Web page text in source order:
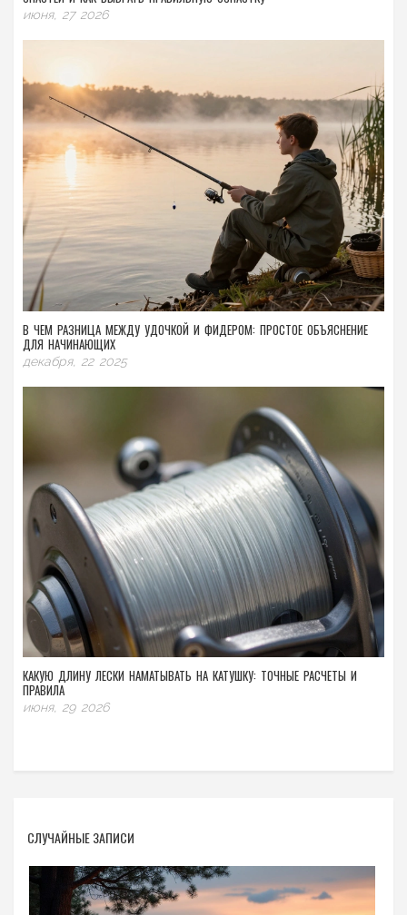
июня, 27 2026
В ЧЕМ РАЗНИЦА МЕЖДУ УДОЧКОЙ И ФИДЕРОМ: ПРОСТОЕ ОБЪЯСНЕНИЕ
ДЛЯ НАЧИНАЮЩИХ
декабря, 22 2025
КАКУЮ ДЛИНУ ЛЕСКИ НАМАТЫВАТЬ НА КАТУШКУ: ТОЧНЫЕ РАСЧЕТЫ И
ПРАВИЛА
июня, 29 2026
СЛУЧАЙНЫЕ ЗАПИСИ